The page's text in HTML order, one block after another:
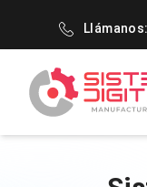
Llámanos: